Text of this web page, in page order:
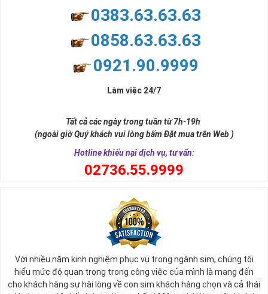
0383.63.63.63
0858.63.63.63
0921.90.9999
Làm việc 24/7
Tất cả các ngày trong tuần từ 7h-19h
(ngoài giờ Quý khách vui lòng bấm Đặt mua trên Web )
Hotline khiếu nại dịch vụ, tư vấn:
02736.55.9999
Với nhiều năm kinh nghiệm phục vụ trong ngành sim, chúng tôi
hiểu mức độ quan trọng trong công việc của mình là mang đến
cho khách hàng sự hài lòng về con sim khách hàng chọn và cả thái